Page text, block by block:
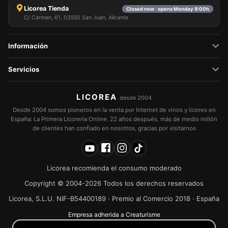
Licorea Tienda Closed now · opens Monday 9:00h
C/ Carmen, 61, 03550 San Juan, Alicante
Información
Servicios
LICOREA desde 2004
Desde 2004 somos pioneros en la venta por Internet de vinos y licores en
España: La Primera Licorería Online. 22 años después, más de medio millón
de clientes han confiado en nosotros, gracias por visitarnos
Licorea recomienda el consumo moderado
Copyright © 2004-2026 Todos los derechos reservados
Licorea, S.L.U. NIF-B54400189 · Premio al Comercio 2018 · España
Empresa adherida a Creaturisme